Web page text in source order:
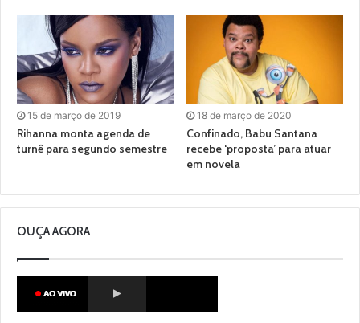
15 de março de 2019
Rihanna monta agenda de
turnê para segundo semestre
18 de março de 2020
Confinado, Babu Santana
recebe ‘proposta’ para atuar
em novela
OUÇA AGORA